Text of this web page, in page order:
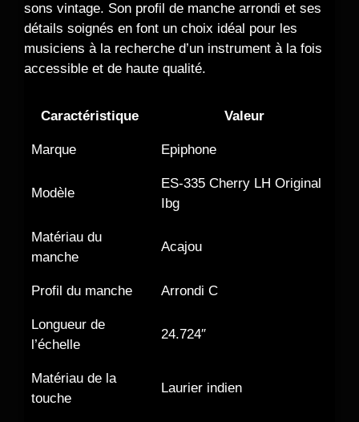
sons vintage. Son profil de manche arrondi et ses
détails soignés en font un choix idéal pour les
musiciens à la recherche d’un instrument à la fois
accessible et de haute qualité.
Caractéristique Valeur
Marque Epiphone
Modèle
ES-335 Cherry LH Original
Ibg
Matériau du
manche
Acajou
Profil du manche Arrondi C
Longueur de
l’échelle
24.724″
Matériau de la
touche
Laurier indien